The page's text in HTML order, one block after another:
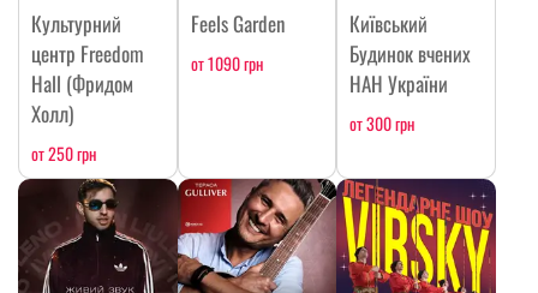
Культурний
центр Freedom
Hall (Фридом
Холл)
от 250 грн
Feels Garden
от 1090 грн
Київський
Будинок вчених
НАН України
от 300 грн